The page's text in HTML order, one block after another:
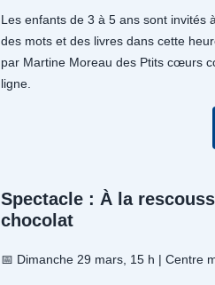
Les enfants de 3 à 5 ans sont invités
des mots et des livres dans cette
par Martine Moreau des Ptits cœurs
ligne.
Spectacle : À la
chocolat
📅 Dimanche 29 mars, 15 h | Centre